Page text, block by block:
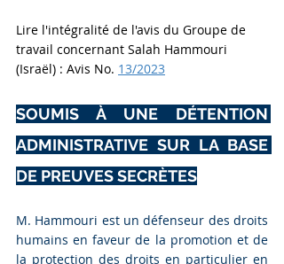
Lire l'intégralité de l'avis du Groupe de
travail concernant Salah Hammouri
(Israël) : Avis No. 13/2023
SOUMIS À UNE DÉTENTION
ADMINISTRATIVE SUR LA BASE
DE PREUVES SECRÈTES
M. Hammouri est un défenseur des droits
humains en faveur de la promotion et de
la protection des droits en particulier en